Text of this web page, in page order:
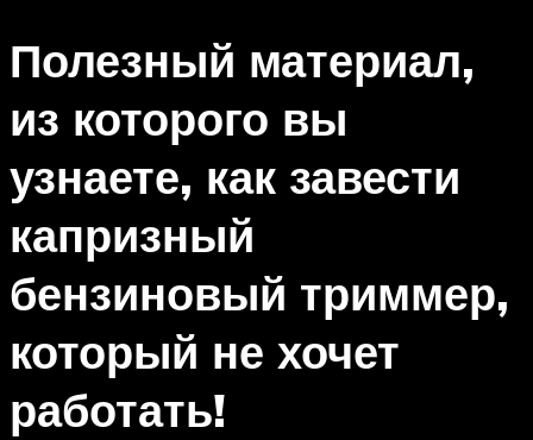
Полезный материал,
из которого вы
узнаете, как завести
капризный
бензиновый триммер,
который не хочет
работать!